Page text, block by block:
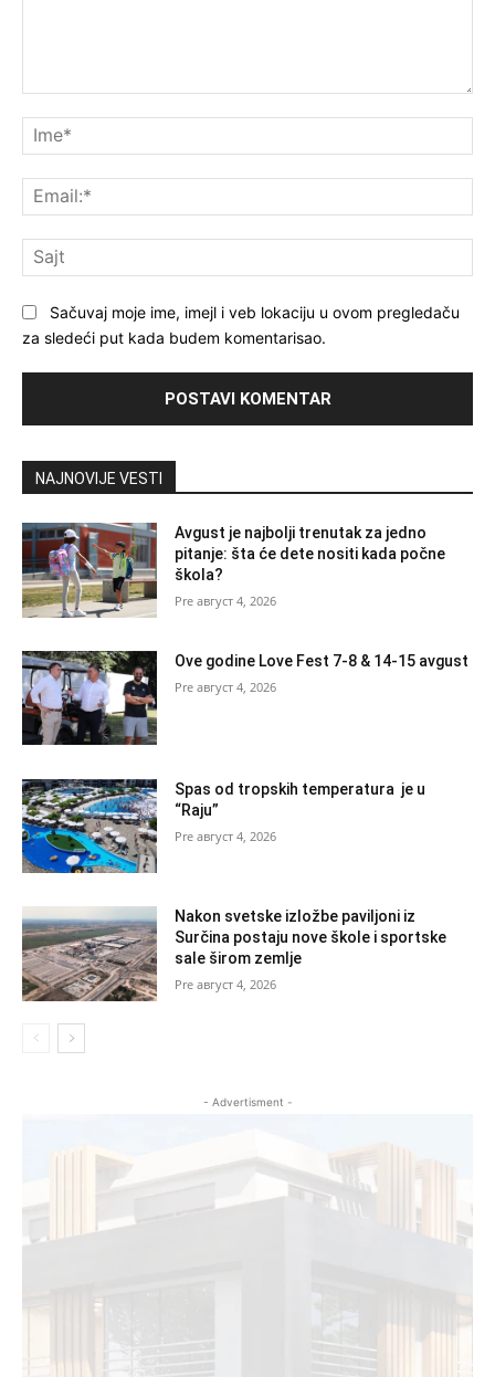
Sačuvaj moje ime, imejl i veb lokaciju u ovom pregledaču
za sledeći put kada budem komentarisao.
NAJNOVIJE VESTI
Avgust je najbolji trenutak za jedno
pitanje: šta će dete nositi kada počne
škola?
август 4, 2026
Ove godine Love Fest 7-8 & 14-15 avgust
август 4, 2026
Spas od tropskih temperatura je u
“Raju”
август 4, 2026
Nakon svetske izložbe paviljoni iz
Surčina postaju nove škole i sportske
sale širom zemlje
август 4, 2026
- Advertisment -